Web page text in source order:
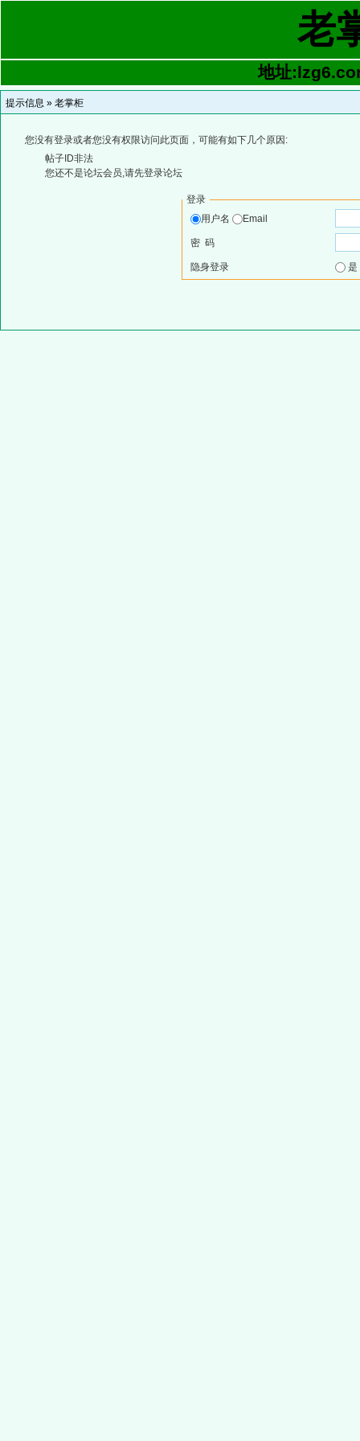
老
地址
提示信息 » 老掌柜
您没有登录或者您没有权限访问此页面，可能有如下几个原因:
帖子ID非法
您还不是论坛会员,请先登录论坛
登录
用户名
Email
密 码
隐身登录